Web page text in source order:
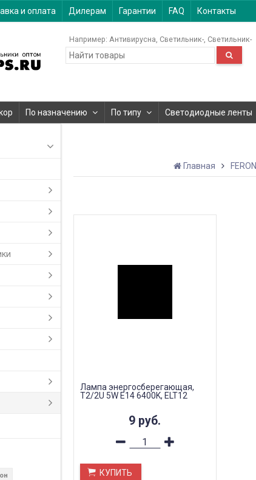
и оплата Дилерам Гарантии FAQ Контакты
Например: Антивирусна Светильник- Светильник-
По назначению По типу Светодиодные ленты
Главная FERON
Лампа энергосберегающая,
Т2/2U 5W E14 6400K, ELT12
9 руб.
КУПИТЬ